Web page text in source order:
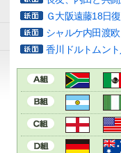
Ｇ大阪遠藤18日
シャルケ内田渡
香川ドルトムント